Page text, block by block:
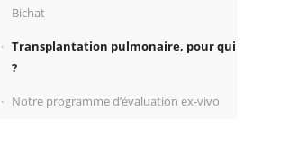
Bichat
Transplantation pulmonaire, pour qui
?
Notre programme d’évaluation ex-vivo